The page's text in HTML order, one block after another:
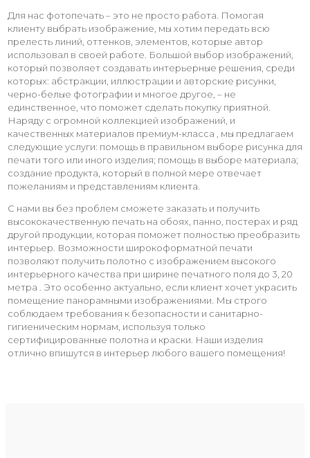
Для нас фотопечать – это не просто работа. Помогая
клиенту выбрать изображение, мы хотим передать всю
прелесть линий, оттенков, элементов, которые автор
использовал в своей работе. Большой выбор изображений,
который позволяет создавать интерьерные решения, среди
которых: абстракции, иллюстрации и авторские рисунки,
черно-белые фотографии и многое другое, – не
единственное, что поможет сделать покупку приятной.
Наряду с огромной коллекцией изображений, и
качественных материалов премиум-класса , мы предлагаем
следующие услуги: помощь в правильном выборе рисунка для
печати того или иного изделия; помощь в выборе материала;
создание продукта, который в полной мере отвечает
пожеланиям и представлениям клиента.
С нами вы без проблем сможете заказать и получить
высококачественную печать на обоях, панно, постерах и ряд
другой продукции, которая поможет полностью преобразить
интерьер. Возможности широкоформатной печати
позволяют получить полотно с изображением высокого
интерьерного качества при ширине печатного поля до 3, 20
метра . Это особенно актуально, если клиент хочет украсить
помещение панорамными изображениями. Мы строго
соблюдаем требования к безопасности и санитарно-
гигиеническим нормам, используя только
сертифицированные полотна и краски. Наши изделия
отлично впишутся в интерьер любого вашего помещения!